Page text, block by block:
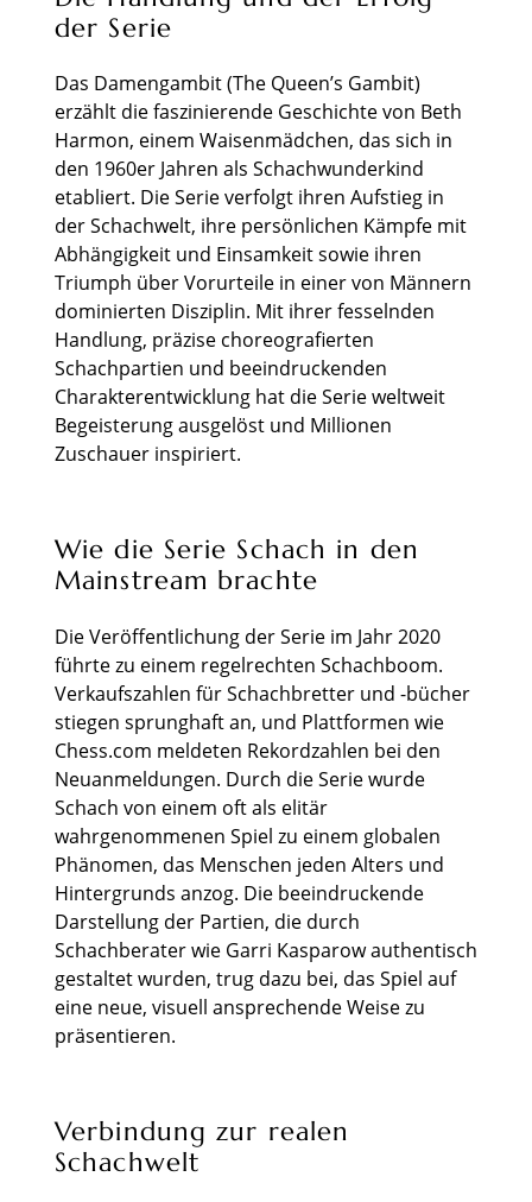
der Serie
Das Damengambit (The Queen’s Gambit)
erzählt die faszinierende Geschichte von Beth
Harmon, einem Waisenmädchen, das sich in
den 1960er Jahren als Schachwunderkind
etabliert. Die Serie verfolgt ihren Aufstieg in
der Schachwelt, ihre persönlichen Kämpfe mit
Abhängigkeit und Einsamkeit sowie ihren
Triumph über Vorurteile in einer von Männern
dominierten Disziplin. Mit ihrer fesselnden
Handlung, präzise choreografierten
Schachpartien und beeindruckenden
Charakterentwicklung hat die Serie weltweit
Begeisterung ausgelöst und Millionen
Zuschauer inspiriert.
Wie die Serie Schach in den
Mainstream brachte
Die Veröffentlichung der Serie im Jahr 2020
führte zu einem regelrechten Schachboom.
Verkaufszahlen für Schachbretter und -bücher
stiegen sprunghaft an, und Plattformen wie
Chess.com meldeten Rekordzahlen bei den
Neuanmeldungen. Durch die Serie wurde
Schach von einem oft als elitär
wahrgenommenen Spiel zu einem globalen
Phänomen, das Menschen jeden Alters und
Hintergrunds anzog. Die beeindruckende
Darstellung der Partien, die durch
Schachberater wie Garri Kasparow authentisch
gestaltet wurden, trug dazu bei, das Spiel auf
eine neue, visuell ansprechende Weise zu
präsentieren.
Verbindung zur realen
Schachwelt